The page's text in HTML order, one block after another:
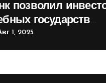
позволил
государств
валюту
1, 2025